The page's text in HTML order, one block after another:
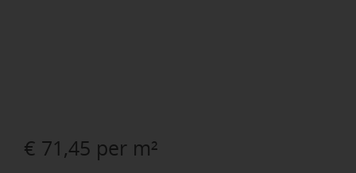
€ 71,45 per m²